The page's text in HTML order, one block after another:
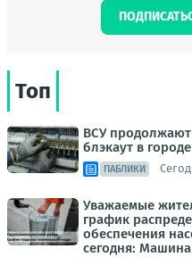
Топ
ВСУ
блэкаут в
ПАБЛИКИ
Уважаемые
график
обеспечения
сегодня: